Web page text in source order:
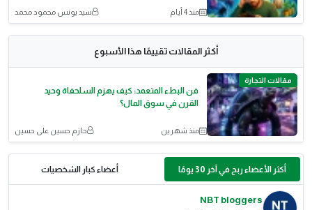
منذ 4 أيام سيد يونس محمود محمد
أكثر المقالات تقييمًا هذا الأسبوع
مقالات التجارة
فن البطء المتعمد: كيف يهزم السلحفاة وحيد
القرن في سوق المال؟
منذ شهرين حازم حسين على حسين
أكثر الأعضاء ربح في آخر 30 يومًا أعضاء كبار الشخصيات
NBT bloggers